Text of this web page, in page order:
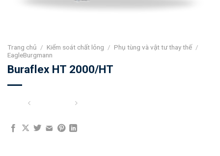
Trang chủ / Kiểm soát chất lỏng / Phụ tùng và vật tư thay thế /
EagleBurgmann
Buraflex HT 2000/HT